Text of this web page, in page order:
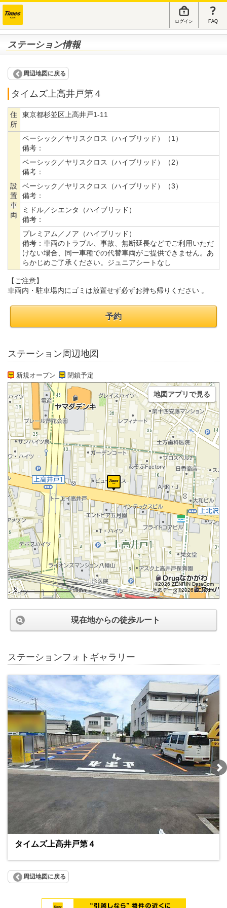
ログイン FAQ
ステーション情報
周辺地図に戻る
タイムズ上高井戸第４
住
所
東京都杉並区上高井戸1-11
設
置
車
両
ベーシック／ヤリスクロス（ハイブリッド）（1）
備考：
ベーシック／ヤリスクロス（ハイブリッド）（2）
備考：
ベーシック／ヤリスクロス（ハイブリッド）（3）
備考：
ミドル／シエンタ（ハイブリッド）
備考：
プレミアム／ノア（ハイブリッド）
備考： 車両のトラブル、事故、無断延長などでご利用いただ
けない場合、同一車種での代替車両がご提供できません。あ
らかじめご了承ください。ジュニアシートなし
【ご注意】
車両内・駐車場内にゴミは放置せず必ずお持ち帰りください 。
予約
ステーション周辺地図
新規オープン 閉鎖予定
100m
©2026 ZENRIN DataCom
地図データ©2026 ZENRIN
地図アプリで見る
現在地からの徒歩ルート
ステーションフォトギャラリー
タイムズ上高井戸第４
周辺地図に戻る